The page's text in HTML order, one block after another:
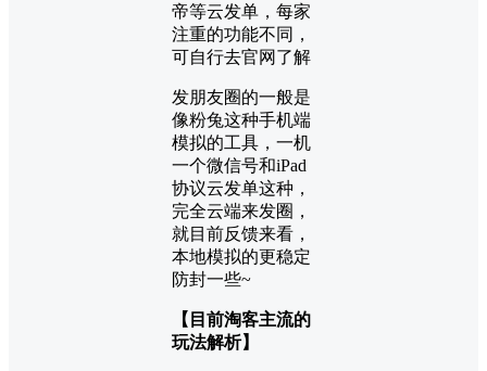
帝等云发单，每家
注重的功能不同，
可自行去官网了解
发朋友圈的一般是
像粉兔这种手机端
模拟的工具，一机
一个微信号和iPad
协议云发单这种，
完全云端来发圈，
就目前反馈来看，
本地模拟的更稳定
防封一些~
【目前淘客主流的
玩法解析】